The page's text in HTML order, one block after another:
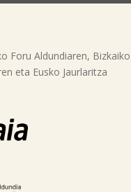
Foru Aldundiaren, Bizkaiko
eta Eusko Jaurlaritza